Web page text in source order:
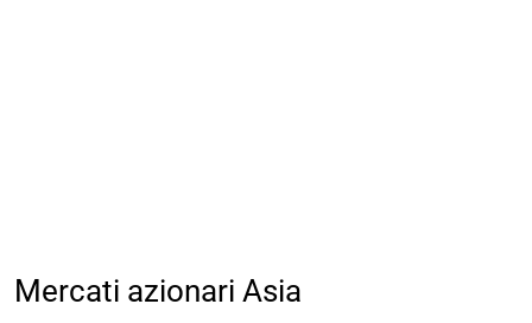
Mercati azionari Asia